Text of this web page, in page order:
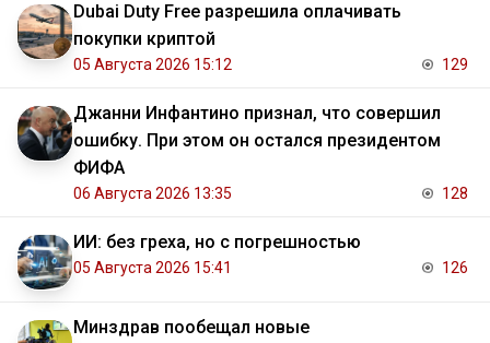
Dubai Duty Free разрешила оплачивать
покупки криптой
05 Августа 2026 15:12 129
Джанни Инфантино признал, что совершил
ошибку. При этом он остался президентом
ФИФА
06 Августа 2026 13:35 128
ИИ: без греха, но с погрешностью
05 Августа 2026 15:41 126
Минздрав пообещал новые